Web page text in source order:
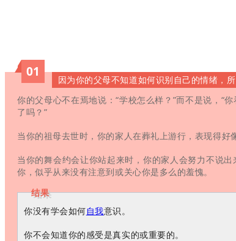
01
因为你的父母不知道如何识别自己的情绪，
你的父母心不在焉地说：“学校怎么样？”而不是说，“
了吗？”
当你的祖母去世时，你的家人在葬礼上游行，表现得好
当你的舞会约会让你站起来时，你的家人会努力不说
你，似乎从来没有注意到或关心你是多么的羞愧。
结果
你没有学会如何自我意识。
你不会知道你的感受是真实的或重要的。